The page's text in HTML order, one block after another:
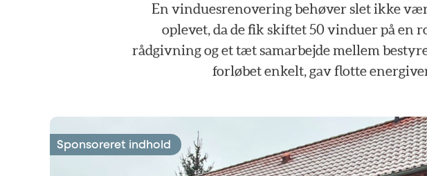
En vinduesrenovering behøver slet ikke
oplevet, da de fik skiftet 50 vinduer på en
rådgivningogettætsamarbejdemellem
forløbet enkelt, gav flotte